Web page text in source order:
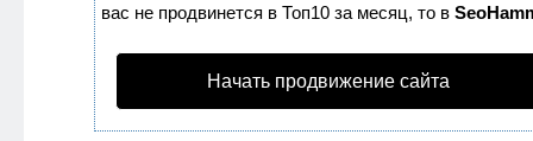
вас не продвинется в Топ10 за месяц, то в
Начать продвижение сайта